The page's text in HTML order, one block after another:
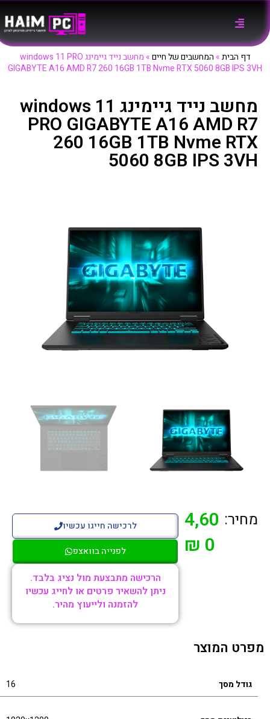
דף הבית»המחשבים של חיים»
מחשב נייד גיימינג windows 11 PRO
GIGABYTE A16 AMD R7 260 16GB 1TB Nvme RTX 5060 8GB IPS 3VH
מחשב נייד גיימינג windows 11
PRO GIGABYTE A16 AMD R7
260 16GB 1TB Nvme RTX
5060 8GB IPS 3VH
מחיר: 4,60
0 ₪
לרכישה חייגו עכשיו
לפנייה בוואצפ
הרכישה מתבצעת מול נציג בלבד.
ניתן להשאיר פרטים או לחייג עכשיו
להזמנה ולייעוץ מהיר.
מפרט המוצר
גודל מסך 16